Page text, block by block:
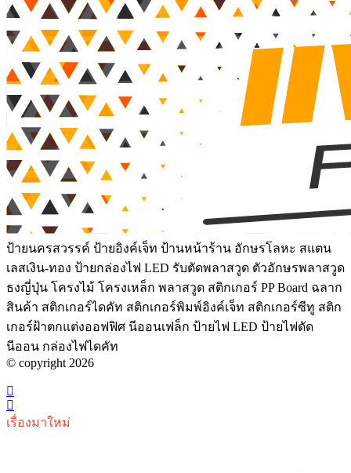
ป้ายนครสวรรค์ ป้ายอิงค์เจ็ท ป้านหน้าร้าน อักษรโลหะ สแตน
เลสเงิน-ทอง ป้ายกล่องไฟ LED รับตัดพลาสวูด ตัวอักษรพลาสวูด
ธงญี่ปุ่น โครงไม้ โครงเหล็ก พลาสวูด สติกเกอร์ PP Board ฉลาก
สินค้า สติกเกอร์ไดคัท สติกเกอร์พิมพ์อิงค์เจ็ท สติกเกอร์ซีทู สติก
เกอร์ฝ้าตกแต่งออฟฟิศ นีออนเฟล็ก ป้ายไฟ LED ป้ายไฟดัด
นีออน กล่องไฟไดคัท
© copyright 2026
เรื่องมาใหม่